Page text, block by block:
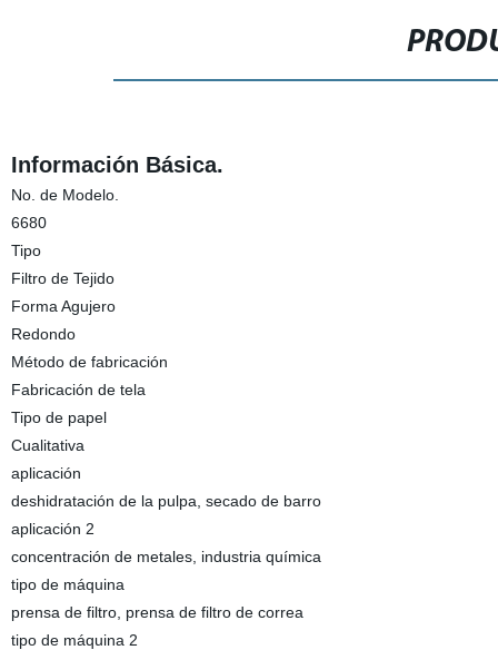
Información Básica.
No. de Modelo.
6680
Tipo
Filtro de Tejido
Forma Agujero
Redondo
Método de fabricación
Fabricación de tela
Tipo de papel
Cualitativa
aplicación
deshidratación de la pulpa, secado de barro
aplicación 2
concentración de metales, industria química
tipo de máquina
prensa de filtro, prensa de filtro de correa
tipo de máquina 2